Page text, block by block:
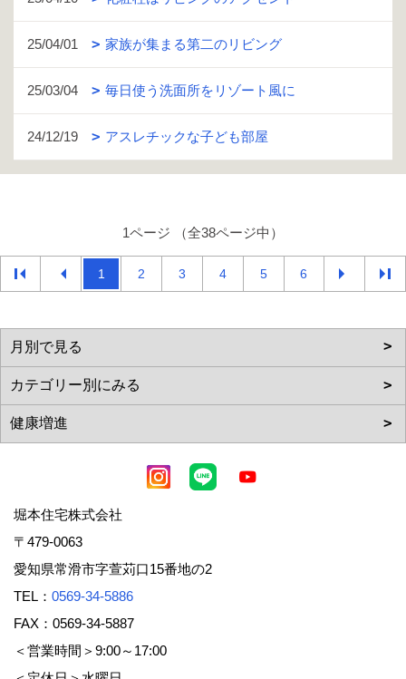
25/04/01 家族が集まる第二のリビング
25/03/04 毎日使う洗面所をリゾート風に
24/12/19 アスレチックな子ども部屋
1ページ （全38ページ中）
1 2 3 4 5 6
堀本住宅株式会社
〒479-0063
愛知県常滑市字萱苅口15番地の2
TEL： 0569-34-5886
FAX：0569-34-5887
＜営業時間＞9:00～17:00